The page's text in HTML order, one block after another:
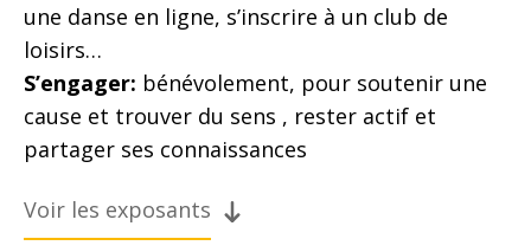
une danse en ligne, s’inscrire à un club de
loisirs…
S’engager: bénévolement, pour soutenir une
cause et trouver du sens , rester actif et
partager ses connaissances
Voir les exposants